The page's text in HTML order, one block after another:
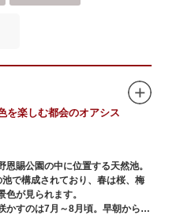
を楽しむ都会のオアシス
賜公園の中に位置する天然池。
で構成されており、春は桜、梅
が見られます。
かすのは7月～8月頃。早朝から午